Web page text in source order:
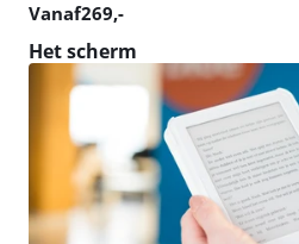
Vanaf269,-
Het scherm